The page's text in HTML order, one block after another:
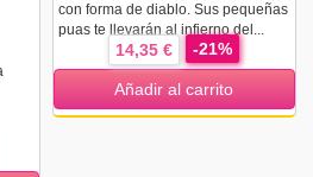
con forma de diablo. Sus pequeñas
puas te llevarán al infierno del...
14,35 € -21%
Añadir al carrito